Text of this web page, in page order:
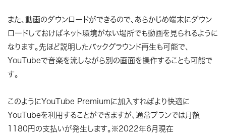
また、動画のダウンロードができるので、あらかじめ端末にダウン
ロードしておけばネット環境がない場所でも動画を見られるように
なります。先ほど説明したバックグラウンド再生も可能で、
YouTubeで音楽を流しながら別の画面を操作することも可能で
す。
このようにYouTube Premiumに加入すればより快適に
YouTubeを利用することができますが、通常プランでは月額
1180円の支払いが発生します。※2022年6月現在